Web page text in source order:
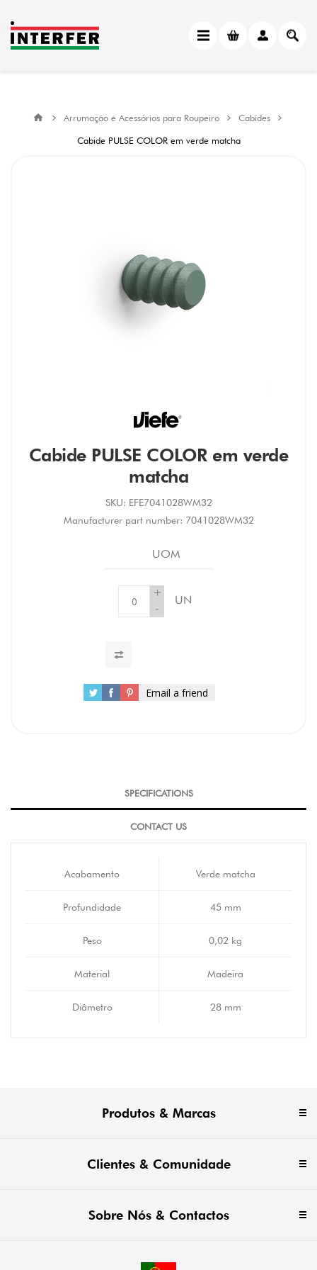
Arrumação e Acessórios para Roupeiro
Cabides
Cabide PULSE COLOR em verde matcha
Cabide PULSE COLOR em verde
matcha
SKU: EFE7041028WM32
Manufacturer part number: 7041028WM32
UOM
+
-
UN
Email a friend
SPECIFICATIONS
CONTACT US
Acabamento Verde matcha
Profundidade 45 mm
Peso 0,02 kg
Material Madeira
Diâmetro 28 mm
Produtos & Marcas
Clientes & Comunidade
Sobre Nós & Contactos